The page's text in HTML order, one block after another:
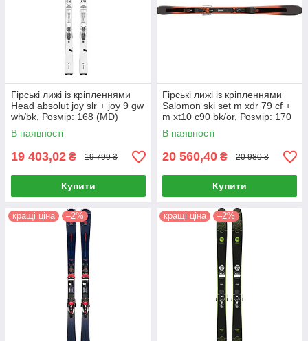
Гірські лижі із кріпленнями
Head absolut joy slr + joy 9 gw
wh/bk, Розмір: 168 (MD)
В наявності
19 403,02 ₴ 19 799 ₴
Купити
Гірські лижі із кріпленнями
Salomon ski set m xdr 79 cf +
m xt10 c90 bk/or, Розмір: 170
(MD)
В наявності
20 560,40 ₴ 20 980 ₴
Купити
кращі ціна –2% кращі ціна –2%